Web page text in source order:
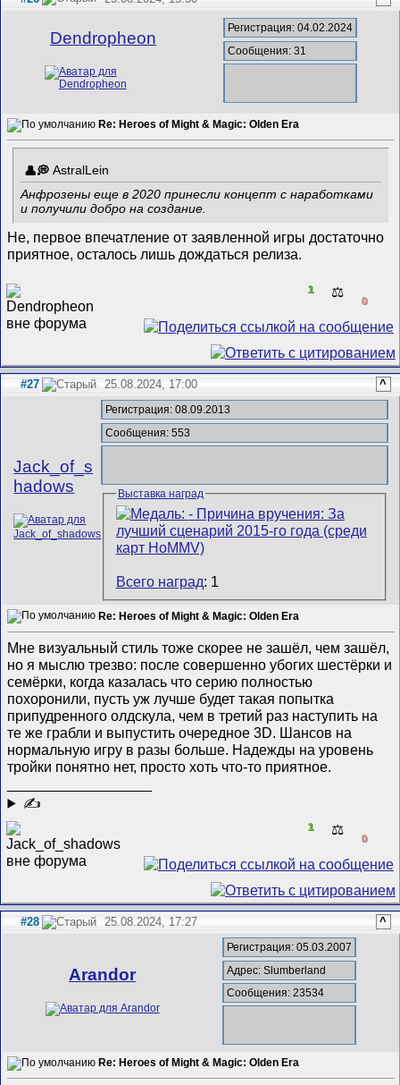
Dendropheon
Регистрация: 04.02.2024
Сообщения: 31
Re: Heroes of Might & Magic: Olden Era
AstralLein
Анфрозены еще в 2020 принесли концепт с наработками
и получили добро на создание.
Не, первое впечатление от заявленной игры достаточно
приятное, осталось лишь дождаться релиза.
1 ⚖️
0
#27 25.08.2024, 17:00 ^
Jack_of_s
hadows
Регистрация: 08.09.2013
Сообщения: 553
Выставка наград
Всего наград: 1
Re: Heroes of Might & Magic: Olden Era
Мне визуальный стиль тоже скорее не зашёл, чем зашёл,
но я мыслю трезво: после совершенно убогих шестёрки и
семёрки, когда казалась что серию полностью
похоронили, пусть уж лучше будет такая попытка
припудренного олдскула, чем в третий раз наступить на
те же грабли и выпустить очередное 3D. Шансов на
нормальную игру в разы больше. Надежды на уровень
тройки понятно нет, просто хоть что-то приятное.
✍
1 ⚖️
0
#28 25.08.2024, 17:27 ^
Arandor
Регистрация: 05.03.2007
Адрес: Slumberland
Сообщения: 23534
Re: Heroes of Might & Magic: Olden Era